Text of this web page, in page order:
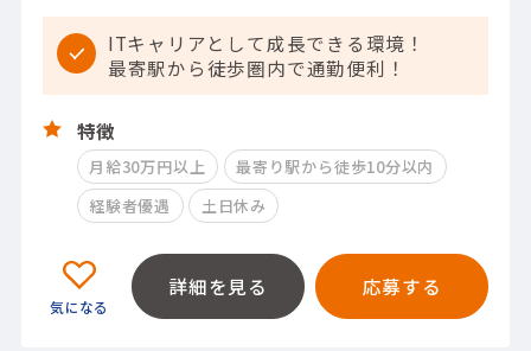
ITキャリアとして成長できる環境！
最寄駅から徒歩圏内で通勤便利！
特徴
月給30万円以上
最寄り駅から徒歩10分以内
経験者優遇
土日休み
詳細を見る 応募する